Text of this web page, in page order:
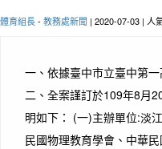
體育組長- 教務處新聞 | 2020-07-03 | 人
一、依據臺中市立臺中第
二、全案謹訂於109年8月
明如下： (一)主辦單位:淡
民國物理教育學會、中華